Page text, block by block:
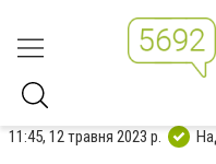
11:45, 12 травня 2023 р.